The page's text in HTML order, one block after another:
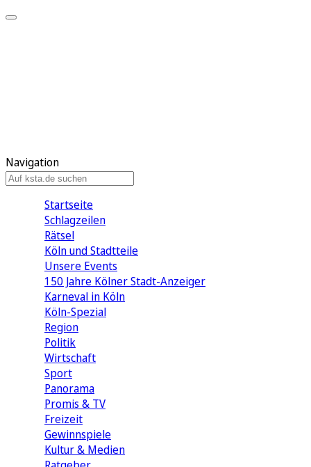
Navigation
Startseite
Schlagzeilen
Rätsel
Köln und Stadtteile
Unsere Events
150 Jahre Kölner Stadt-Anzeiger
Karneval in Köln
Köln-Spezial
Region
Politik
Wirtschaft
Sport
Panorama
Promis & TV
Freizeit
Gewinnspiele
Kultur & Medien